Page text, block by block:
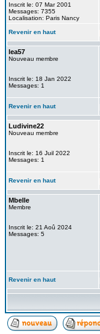
Inscrit le: 07 Mar 2001
Messages: 7355
Localisation: Paris Nancy
Revenir en haut
lea57
Nouveau membre
Inscrit le: 18 Jan 2022
Messages: 1
Revenir en haut
Ludivine22
Nouveau membre
Inscrit le: 16 Juil 2022
Messages: 1
Revenir en haut
Mbelle
Membre
Inscrit le: 21 Aoû 2024
Messages: 5
Revenir en haut